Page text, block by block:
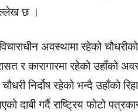
छ ।
अवस्थामा रहेको
र कारागारमा रहेको उहाँको
निर्दोष रहेको भन्दै उहाँको
दाबी गर्दै राष्ट्रिय फोटो